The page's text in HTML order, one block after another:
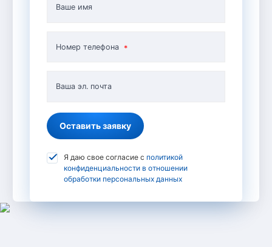
Ваше имя
Номер телефона
Ваша эл. почта
Оставить заявку
Я даю свое согласие с политикой
конфиденциальности в отношении
обработки персональных данных